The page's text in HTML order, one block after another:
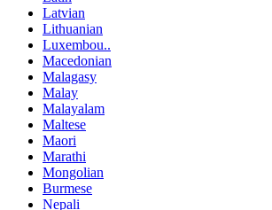
Latvian
Lithuanian
Luxembou..
Macedonian
Malagasy
Malay
Malayalam
Maltese
Maori
Marathi
Mongolian
Burmese
Nepali